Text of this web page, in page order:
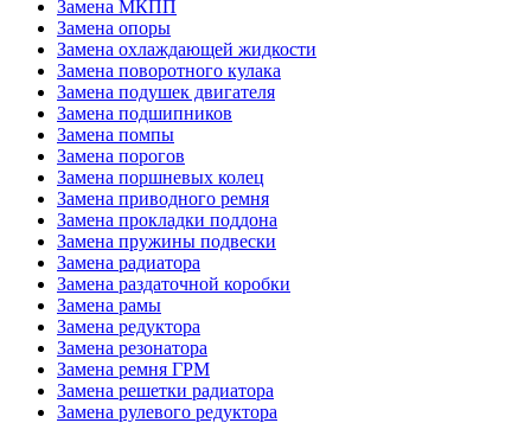
Замена МКПП
Замена опоры
Замена охлаждающей жидкости
Замена поворотного кулака
Замена подушек двигателя
Замена подшипников
Замена помпы
Замена порогов
Замена поршневых колец
Замена приводного ремня
Замена прокладки поддона
Замена пружины подвески
Замена радиатора
Замена раздаточной коробки
Замена рамы
Замена редуктора
Замена резонатора
Замена ремня ГРМ
Замена решетки радиатора
Замена рулевого редуктора